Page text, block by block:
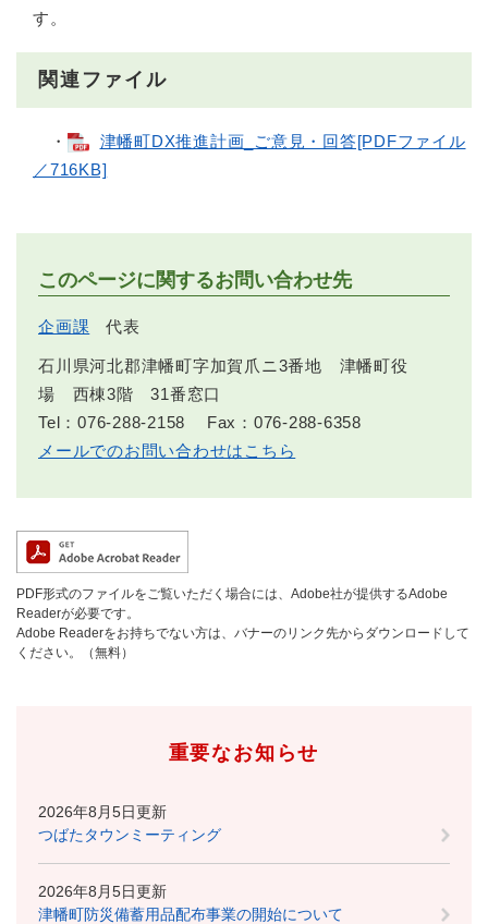
す。
関連ファイル
・
津幡町DX推進計画_ご意見・回答[PDFファイル
／716KB]
このページに関するお問い合わせ先
企画課 代表
石川県河北郡津幡町字加賀爪ニ3番地 津幡町役
場 西棟3階 31番窓口
Tel：076-288-2158
Fax：076-288-6358
メールでのお問い合わせはこちら
PDF形式のファイルをご覧いただく場合には、Adobe社が提供するAdobe
Readerが必要です。
Adobe Readerをお持ちでない方は、バナーのリンク先からダウンロードして
ください。（無料）
重要なお知らせ
2026年8月5日更新
つばたタウンミーティング
2026年8月5日更新
津幡町防災備蓄用品配布事業の開始について